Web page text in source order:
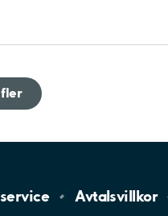
Avtalsvillkor